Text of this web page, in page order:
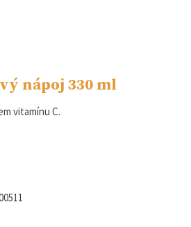
nápoj 330 ml
vitamínu C.